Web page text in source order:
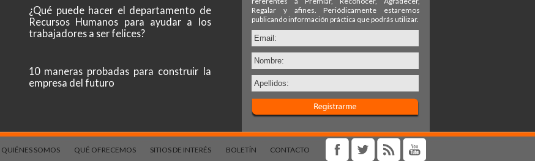
¿Qué puede hacer el departamento de
Recursos Humanos para ayudar a los
trabajadores a ser felices?
10 maneras probadas para construir la
empresa del futuro
QUIÉNES SOMOS QUÉ OFRECEMOS SITIOS DE INTERÉS BOLETÍN
CONTACTO